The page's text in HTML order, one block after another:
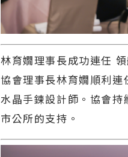
林育嫺理事長成功連任
協會理事長林育嫺順利
水晶手鍊設計師。協會
市公所的支持。